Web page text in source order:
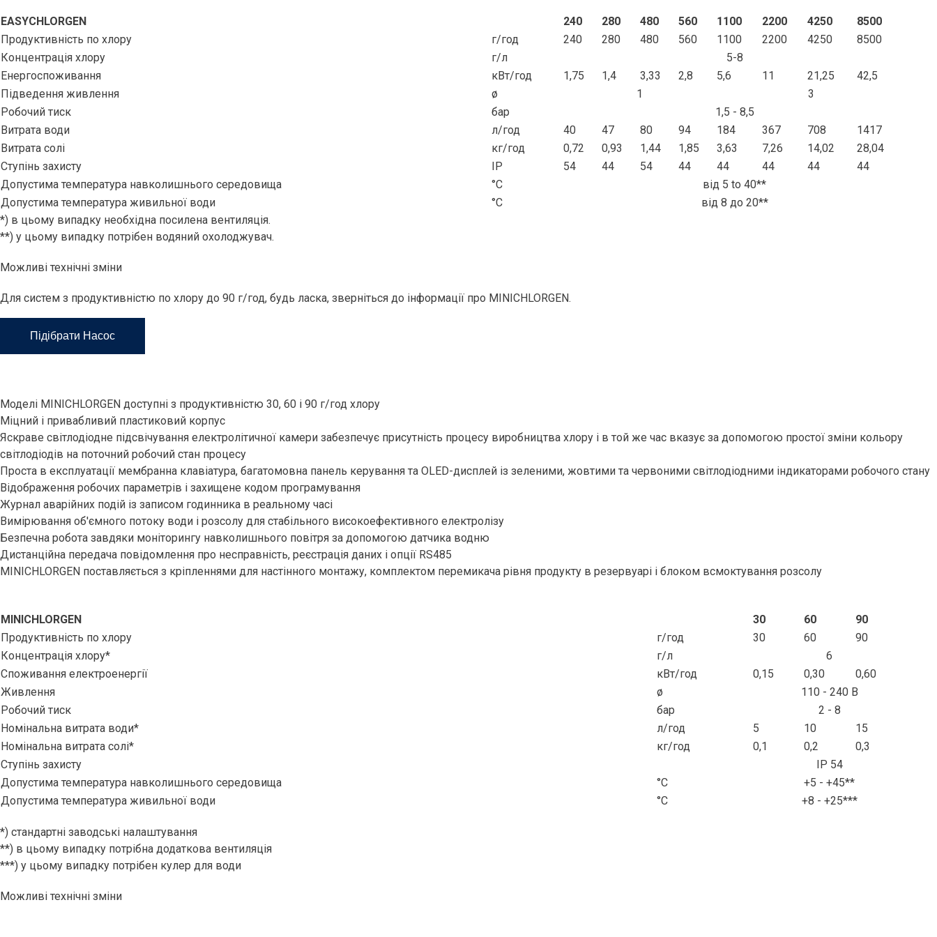
EASYCHLORGEN 240 280 480 560 1100 2200 4250
8500
Продуктивність по хлору
г/год 240 280 480 560 1100 2200 4250
8500
Концентрація хлору
г/л
5-8
Енергоспоживання
кВт/год 1,75 1,4 3,33 2,8 5,6 11 21,25
42,5
Підведення живлення
ø 1
3
Робочий тиск
бар
1,5 - 8,5
Витрата води
л/год 40 47 80 94 184 367 708
1417
Витрата солі
кг/год 0,72 0,93 1,44 1,85 3,63 7,26 14,02
28,04
Ступінь захисту
IP 54 44 54 44 44 44 44
44
Допустима температура навколишнього середовища
°C
від 5 to 40**
Допустима температура живильної води
°C
від 8 до 20**
*) в цьому випадку необхідна посилена вентиляція.
**) у цьому випадку потрібен водяний охолоджувач.
Можливі технічні зміни
Для систем з продуктивністю по хлору до 90 г/год, будь ласка, зверніться до інформації про MINICHLORGEN.
Підібрати Насос
Моделі MINICHLORGEN доступні з продуктивністю 30, 60 і 90 г/год хлору
Міцний і привабливий пластиковий корпус
Яскраве світлодіодне підсвічування електролітичної камери забезпечує присутність процесу виробництва хлору і в той же час вказує за допомогою простої зміни кольору
світлодіодів на поточний робочий стан процесу
Проста в експлуатації мембранна клавіатура, багатомовна панель керування та OLED-дисплей із зеленими, жовтими та червоними світлодіодними індикаторами робочого стану
Відображення робочих параметрів і захищене кодом програмування
Журнал аварійних подій із записом годинника в реальному часі
Вимірювання об'ємного потоку води і розсолу для стабільного високоефективного електролізу
Безпечна робота завдяки моніторингу навколишнього повітря за допомогою датчика водню
Дистанційна передача повідомлення про несправність, реєстрація даних і опції RS485
MINICHLORGEN поставляється з кріпленнями для настінного монтажу, комплектом перемикача рівня продукту в резервуарі і блоком всмоктування розсолу
MINICHLORGEN 30 60
90
Продуктивність по хлору
г/год 30 60
90
Концентрація хлору*
г/л
6
Споживання електроенергії
кВт/год 0,15 0,30
0,60
Живлення
ø
110 - 240 В
Робочий тиск
бар
2 - 8
Номінальна витрата води*
л/год 5 10
15
Номінальна витрата солі*
кг/год 0,1 0,2
0,3
Ступінь захисту
IP 54
Допустима температура навколишнього середовища
°C
+5 - +45**
Допустима температура живильної води
°C +8 - +25***
*) стандартні заводські налаштування
**) в цьому випадку потрібна додаткова вентиляція
***) у цьому випадку потрібен кулер для води
Можливі технічні зміни